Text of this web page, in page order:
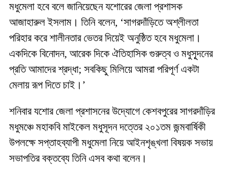
মধুমেলা হবে বলে জানিয়েছেন যশোরের জেলা প্রশাসক
আজাহারুল ইসলাম। তিনি বলেন, ‘সাগরদাঁড়িতে অশ্লীলতা
পরিহার করে শালীনতার ভেতর দিয়েই অনুষ্ঠিত হবে মধুমেলা।
একদিকে বিনোদন, আরেক দিকে ঐতিহাসিক গুরুত্ব ও মধুসূূদনের
প্রতি আমাদের শ্রদ্ধা; সবকিছু মিলিয়ে আমরা পরিপূর্ণ একটা
মেলায় রূপ দিতে চাই। ’
শনিবার যশোর জেলা প্রশাসনের উদ্যোগে কেশবপুরের সাগরদাঁড়ির
মধুমঞ্চে মহাকবি মাইকেল মধুসূদন দত্তের ২০১তম জন্মবার্ষিকী
উপলক্ষে সপ্তাহব্যাপী মধুমেলা নিয়ে আইনশৃঙ্খলা বিষয়ক সভায়
সভাপতির বক্তব্যে তিনি এসব কথা বলেন।